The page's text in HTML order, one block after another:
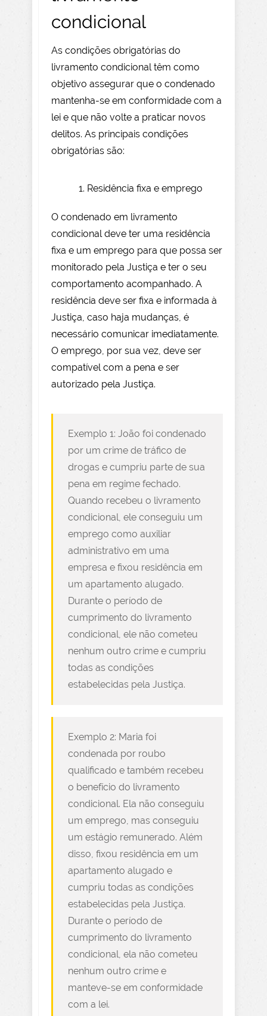
condicional
As condições obrigatórias do
livramento condicional têm como
objetivo assegurar que o condenado
mantenha-se em conformidade com a
lei e que não volte a praticar novos
delitos. As principais condições
obrigatórias são:
Residência fixa e emprego
O condenado em livramento
condicional deve ter uma residência
fixa e um emprego para que possa ser
monitorado pela Justiça e ter o seu
comportamento acompanhado. A
residência deve ser fixa e informada à
Justiça, caso haja mudanças, é
necessário comunicar imediatamente.
O emprego, por sua vez, deve ser
compatível com a pena e ser
autorizado pela Justiça.
Exemplo 1: João foi condenado
por um crime de tráfico de
drogas e cumpriu parte de sua
pena em regime fechado.
Quando recebeu o livramento
condicional, ele conseguiu um
emprego como auxiliar
administrativo em uma
empresa e fixou residência em
um apartamento alugado.
Durante o período de
cumprimento do livramento
condicional, ele não cometeu
nenhum outro crime e cumpriu
todas as condições
estabelecidas pela Justiça.
Exemplo 2: Maria foi
condenada por roubo
qualificado e também recebeu
o benefício do livramento
condicional. Ela não conseguiu
um emprego, mas conseguiu
um estágio remunerado. Além
disso, fixou residência em um
apartamento alugado e
cumpriu todas as condições
estabelecidas pela Justiça.
Durante o período de
cumprimento do livramento
condicional, ela não cometeu
nenhum outro crime e
manteve-se em conformidade
com a lei.